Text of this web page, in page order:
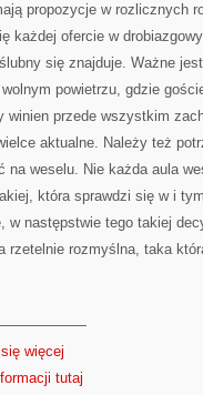
propozycje w rozlicznych
każdej ofercie w
się znajduje. Ważne
powietrzu, gdzie
winien przede wszystkim
aktualne. Należy też
na weselu. Nie każda aula
która sprawdzi się w i
w następstwie tego takiej
rzetelnie rozmyślna, taka
więcej
tutaj